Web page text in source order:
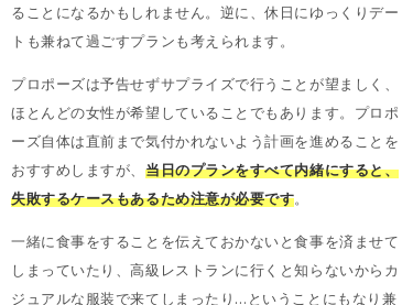
ることになるかもしれません。逆に、休日にゆっくりデー
トも兼ねて過ごすプランも考えられます。
プロポーズは予告せずサプライズで行うことが望ましく、
ほとんどの女性が希望していることでもあります。プロポ
ーズ自体は直前まで気付かれないよう計画を進めることを
おすすめしますが、 当日のプランをすべて内緒にすると、
失敗するケースもあるため注意が必要です。
一緒に食事をすることを伝えておかないと食事を済ませて
しまっていたり、高級レストランに行くと知らないからカ
ジュアルな服装で来てしまったり…ということにもなり兼